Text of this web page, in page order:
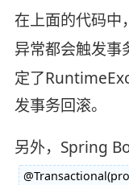
在上面的代码中，
异常都会触发事
定了
发事务回滚。
另外，Spring